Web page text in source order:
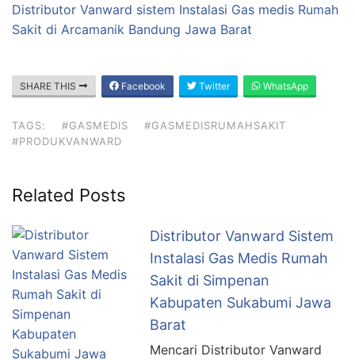
Distributor Vanward sistem Instalasi Gas medis Rumah
Sakit di Arcamanik Bandung Jawa Barat
SHARE THIS Facebook Twitter WhatsApp
TAGS: #GASMEDIS
#GASMEDISRUMAHSAKIT
#PRODUKVANWARD
Related Posts
Distributor Vanward Sistem
Instalasi Gas Medis Rumah
Sakit di Simpenan
Kabupaten Sukabumi Jawa
Barat
Mencari Distributor Vanward